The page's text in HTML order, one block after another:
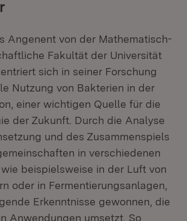
Angenent von der Mathematisch-
Fakultät der Universität
sich in seiner Forschung
Nutzung von Bakterien in der
einer wichtigen Quelle für die
der Zukunft. Durch die Analyse
und des Zusammenspiels
in verschiedenen
beispielsweise in der Luft von
oder in Fermentierungsanlagen,
Erkenntnisse gewonnen, die
Anwendungen umsetzt. So